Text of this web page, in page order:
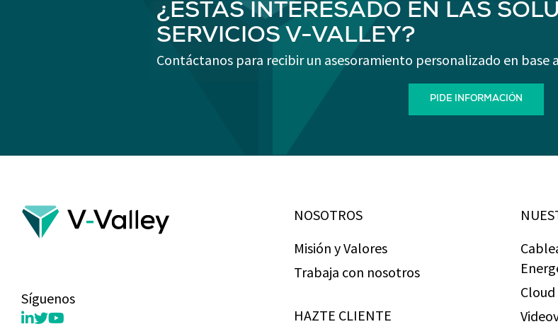
¿ESTÁS INTERESADO EN LAS
SERVICIOS V-VALLEY?
Contáctanos para recibir un asesoramiento personalizado en base
PIDE INFORMACIÓN
Síguenos
NOSOTROS
Misión y Valores
Trabaja con nosotros
HAZTE CLIENTE
Cloud